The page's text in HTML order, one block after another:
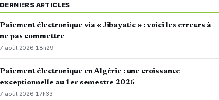
DERNIERS ARTICLES
Paiement électronique via « Jibayatic » : voici les erreurs à
ne pas commettre
7 août 2026·18h29
Paiement électronique en Algérie : une croissance
exceptionnelle au 1er semestre 2026
7 août 2026· 17h33